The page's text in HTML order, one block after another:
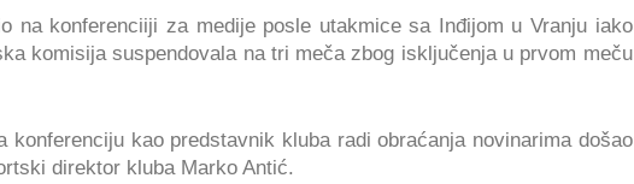
na konferenciiji za medije posle utakmice sa Inđijom u Vranju iako
komisija suspendovala na tri meča zbog isključenja u prvom meču
konferenciju kao predstavnik kluba radi obraćanja novinarima došao
direktor kluba Marko Antić.